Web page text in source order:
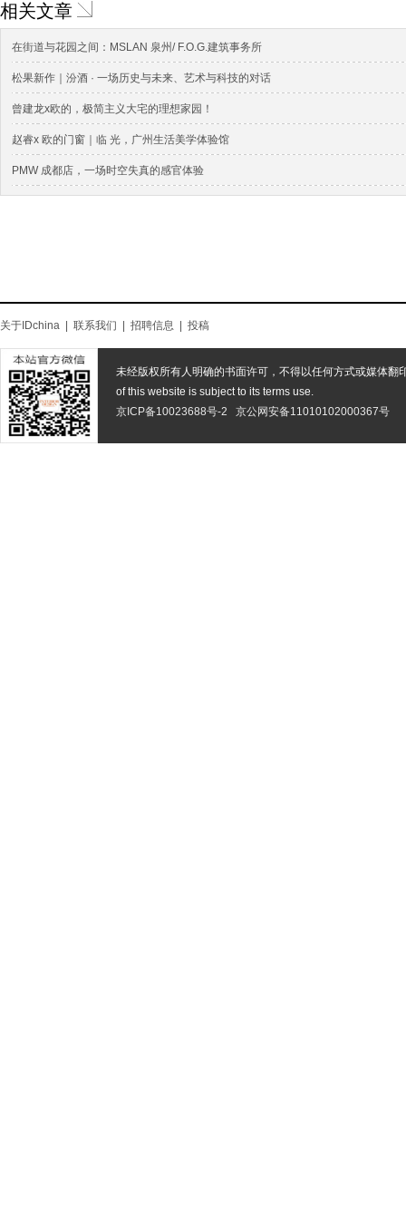
相关文章
在街道与花园之间：MSLAN 泉州/ F.O.G.建筑事务所
松果新作｜汾酒 · 一场历史与未来、艺术与科技的对话
曾建龙x欧的，极简主义大宅的理想家园！
赵睿x 欧的门窗｜临 光，广州生活美学体验馆
PMW 成都店，一场时空失真的感官体验
关于IDchina 联系我们 招聘信息 投稿
未经版权所有人明确的书面许可，不得以任何方式或媒体翻
of this website is subject to its terms use.
京ICP备10023688号-2
京公网安备11010102000367号